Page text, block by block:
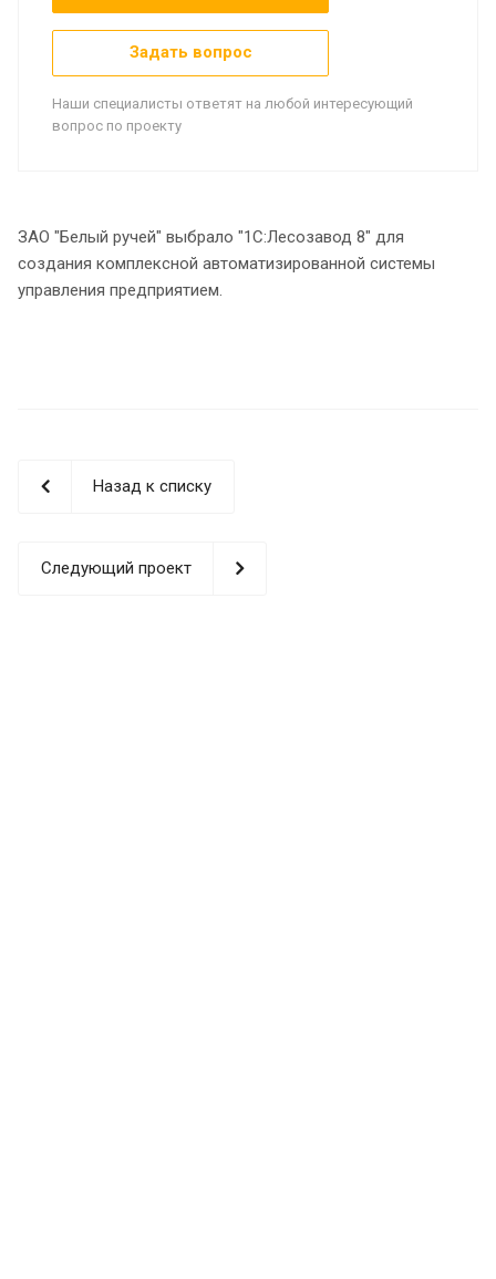
Задать вопрос
Наши специалисты ответят на любой интересующий
вопрос по проекту
ЗАО "Белый ручей" выбрало "1С:Лесозавод 8" для
создания комплексной автоматизированной системы
управления предприятием.
Назад к списку
Следующий проект